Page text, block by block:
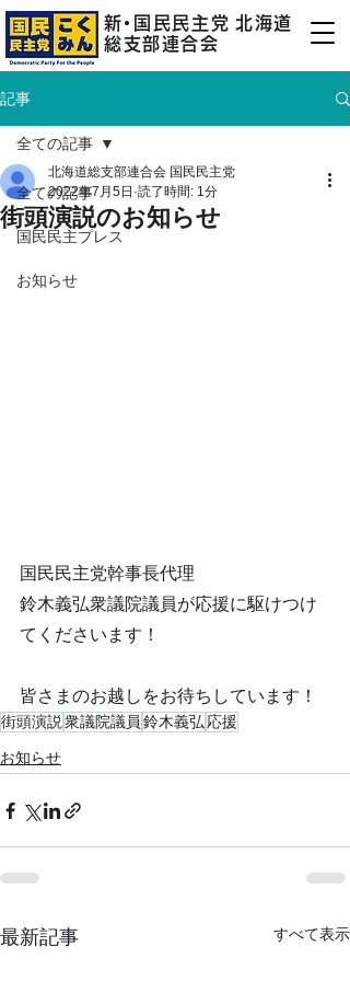
新・ 国民民主 党 北海道
総支部連合会
記事
全ての記事
国民民主プレス
お知らせ
全ての記事
街頭演説のお知らせ
北海道総支部連合会 国民民主党
2022年7月5日 読了時間: 1分
国民民主党幹事長代理
鈴木義弘衆議院議員が応援に駆けつけ
てくださいます！
皆さまのお越しをお待ちしています！
街頭演説 衆議院議員 鈴木義弘 応援
お知らせ
最新記事 すべて表示